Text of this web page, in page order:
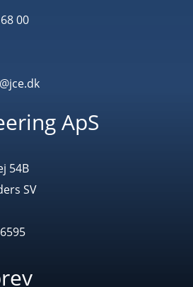
00
ApS
54B
SV